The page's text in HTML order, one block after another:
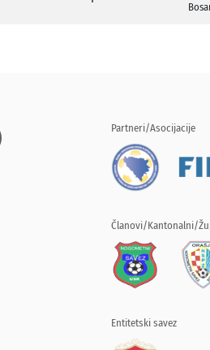
Partneri/Asocijacije
Članovi/Kantonalni/
Entitetski savez